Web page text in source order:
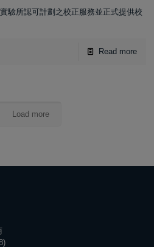
驗所認可計劃之校正服務並正式提供校
Read more
Load more